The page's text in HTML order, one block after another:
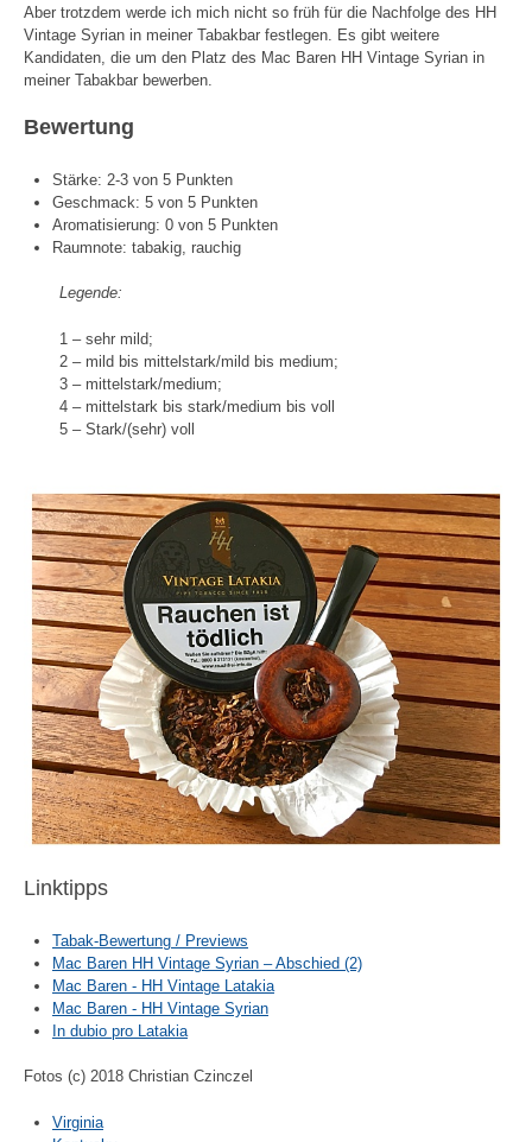
Aber trotzdem werde ich mich nicht so früh für die Nachfolge des HH
Vintage Syrian in meiner Tabakbar festlegen. Es gibt weitere
Kandidaten, die um den Platz des Mac Baren HH Vintage Syrian in
meiner Tabakbar bewerben.
Bewertung
Stärke: 2-3 von 5 Punkten
Geschmack: 5 von 5 Punkten
Aromatisierung: 0 von 5 Punkten
Raumnote: tabakig, rauchig
Legende:
1 – sehr mild;
2 – mild bis mittelstark/mild bis medium;
3 – mittelstark/medium;
4 – mittelstark bis stark/medium bis voll
5 – Stark/(sehr) voll
Linktipps
Tabak-Bewertung / Previews
Mac Baren HH Vintage Syrian – Abschied (2)
Mac Baren - HH Vintage Latakia
Mac Baren - HH Vintage Syrian
In dubio pro Latakia
Fotos (c) 2018 Christian Czinczel
Virginia